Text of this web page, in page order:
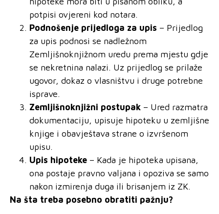
potpisi ovjereni kod notara.
Podnošenje prijedloga za upis – Prijedlog
za upis podnosi se nadležnom
Zemljišnoknjižnom uredu prema mjestu gdje
se nekretnina nalazi. Uz prijedlog se prilaže
ugovor, dokaz o vlasništvu i druge potrebne
isprave.
Zemljišnoknjižni postupak – Ured razmatra
dokumentaciju, upisuje hipoteku u zemljišne
knjige i obavještava strane o izvršenom
upisu.
Upis hipoteke – Kada je hipoteka upisana,
ona postaje pravno valjana i opoziva se samo
nakon izmirenja duga ili brisanjem iz ZK.
Na šta treba posebno obratiti pažnju?